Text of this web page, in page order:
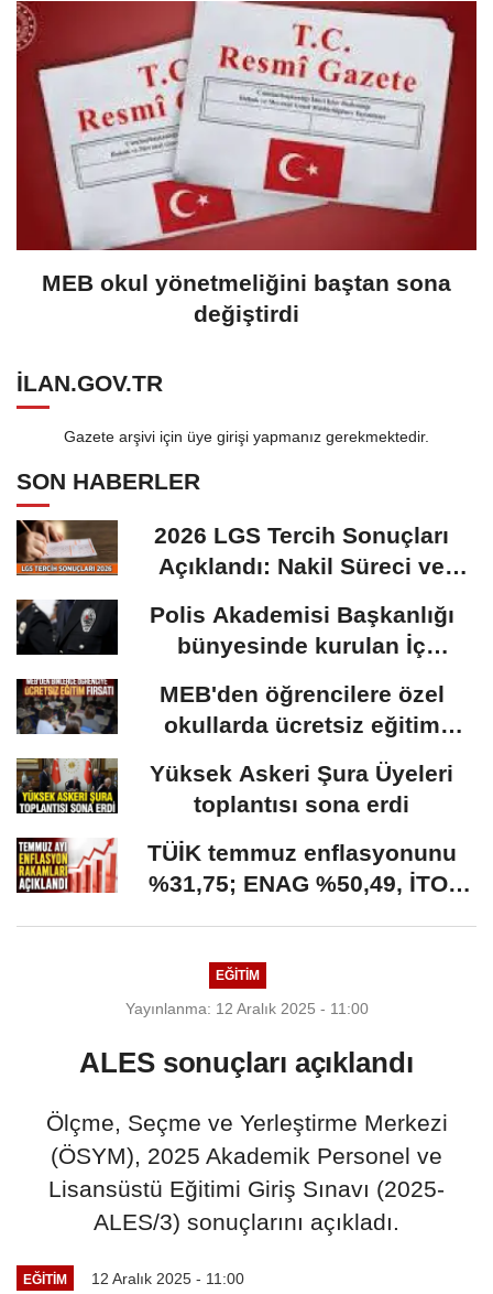
MEB okul yönetmeliğini baştan sona
değiştirdi
ILAN.GOV.TR
Gazete arşivi için üye girişi yapmanız gerekmektedir.
SON HABERLER
2026 LGS Tercih Sonuçları
Açıklandı: Nakil Süreci ve
Polis Akademisi Başkanlığı
bünyesinde kurulan İç
MEB'den öğrencilere özel
okullarda ücretsiz eğitim
fırsatı: Başvurular...
Yüksek Askeri Şura Üyeleri
toplantısı sona erdi
TÜİK temmuz enflasyonunu
%31,75; ENAG %50,49, İTO;
EĞİTİM
Yayınlanma: 12 Aralık 2025 - 11:00
ALES sonuçları açıklandı
Ölçme, Seçme ve Yerleştirme Merkezi
(ÖSYM), 2025 Akademik Personel ve
Lisansüstü Eğitimi Giriş Sınavı (2025-
ALES/3) sonuçlarını açıkladı.
EĞİTİM 12 Aralık 2025 - 11:00